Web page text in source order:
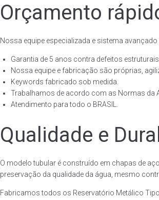
Orçamento
Nossa equipe especializada e sistema
Garantia de 5 anos contra defeitos
Nossa equipe e fabricação são próprias,
Keywords fabricado sob medida.
Trabalhamos de acordo com as Normas da
Atendimento para todo o BRASIL.
Qualidade e
O modelo tubular é construído em chapas de
preservação da qualidade da água, mesmo
Fabricamos todos os Reservatório Metálico